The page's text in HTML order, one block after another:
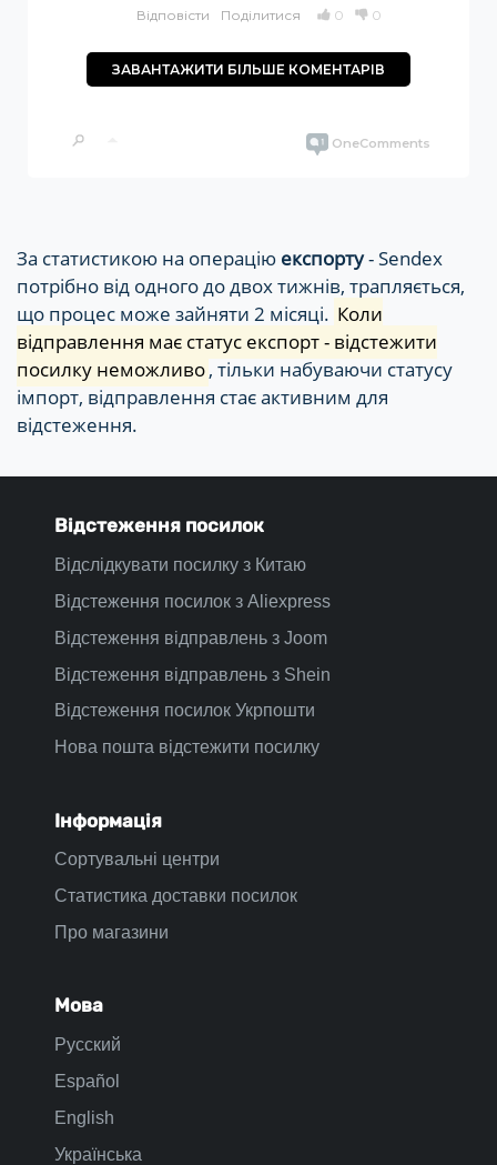
За статистикою на операцію експорту- Sendex
потрібно від одного до двох тижнів, трапляється,
що процес може зайняти 2 місяці. Коли
відправлення має статус експорт - відстежити
посилку неможливо, тільки набуваючи статусу
імпорт, відправлення стає активним для
відстеження.
Відстеження посилок
Відслідкувати посилку з Китаю
Відстеження посилок з Aliexpress
Відстеження відправлень з Joom
Відстеження відправлень з Shein
Відстеження посилок Укрпошти
Нова пошта відстежити посилку
Інформація
Сортувальні центри
Статистика доставки посилок
Про магазини
Мова
Русский
Español
English
Українська